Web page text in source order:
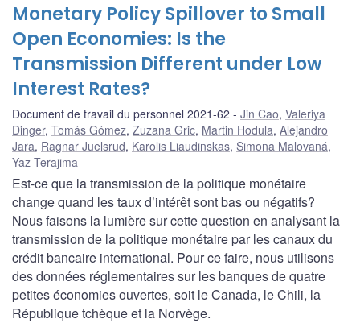
Monetary Policy Spillover to Small
Open Economies: Is the
Transmission Different under Low
Interest Rates?
Document de travail du personnel 2021-62 Jin Cao, Valeriya
Dinger, Tomás Gómez, Zuzana Gric, Martin Hodula, Alejandro
Jara, Ragnar Juelsrud, Karolis Liaudinskas, Simona Malovaná,
Yaz Terajima
Est-ce que la transmission de la politique monétaire
change quand les taux d’intérêt sont bas ou négatifs?
Nous faisons la lumière sur cette question en analysant la
transmission de la politique monétaire par les canaux du
crédit bancaire international. Pour ce faire, nous utilisons
des données réglementaires sur les banques de quatre
petites économies ouvertes, soit le Canada, le Chili, la
République tchèque et la Norvège.